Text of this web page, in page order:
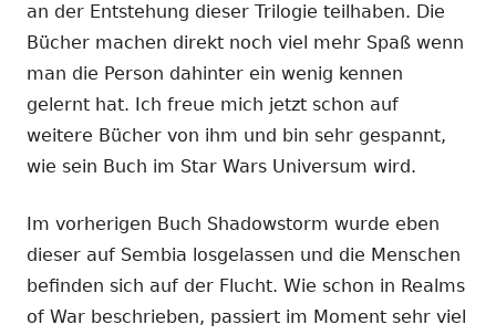
an der Entstehung dieser Trilogie teilhaben. Die
Bücher machen direkt noch viel mehr Spaß wenn
man die Person dahinter ein wenig kennen
gelernt hat. Ich freue mich jetzt schon auf
weitere Bücher von ihm und bin sehr gespannt,
wie sein Buch im Star Wars Universum wird.
Im vorherigen Buch Shadowstorm wurde eben
dieser auf Sembia losgelassen und die Menschen
befinden sich auf der Flucht. Wie schon in Realms
of War beschrieben, passiert im Moment sehr viel